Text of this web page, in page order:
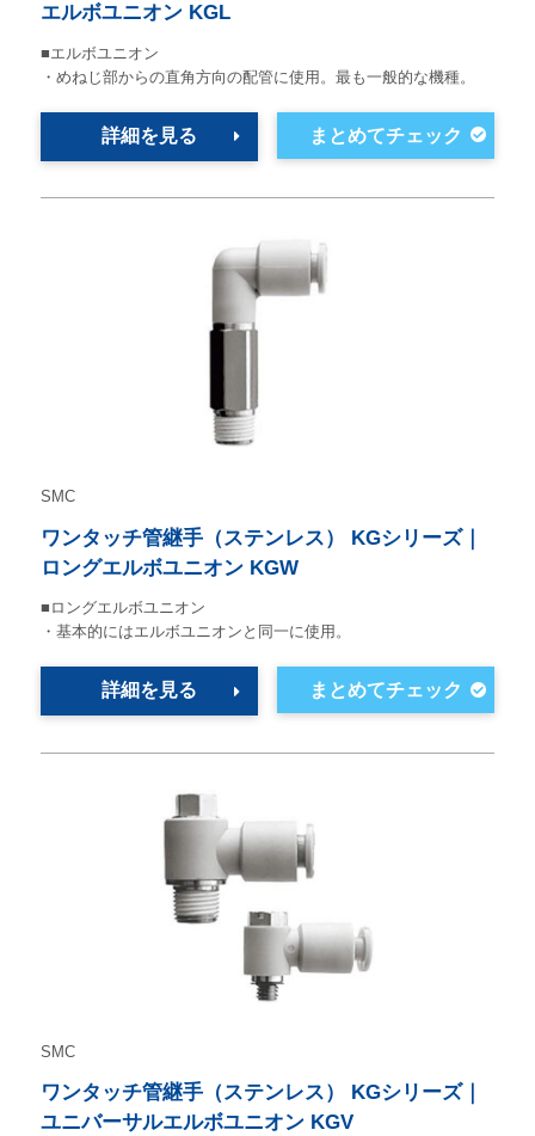
エルボユニオン KGL
■エルボユニオン
・めねじ部からの直角方向の配管に使用。最も一般的な機種。
詳細を見る
SMC
ワンタッチ管継手（ステンレス） KGシリーズ｜
ロングエルボユニオン KGW
■ロングエルボユニオン
・基本的にはエルボユニオンと同一に使用。
詳細を見る
SMC
ワンタッチ管継手（ステンレス） KGシリーズ｜
ユニバーサルエルボユニオン KGV